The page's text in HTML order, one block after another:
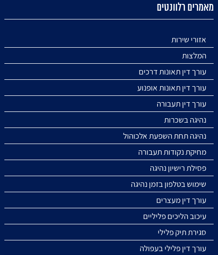
מאמרים רלוונטים
אזורי שירות
המלצות
עורך דין תאונות דרכים
עורך דין תאונות אופנוע
עורך דין תעבורה
נהיגה בשכרות
נהיגה תחת השפעת אלכוהול
מחיקת נקודות תעבורה
פסילת רישיון נהיגה
שימוש בטלפון בזמן נהיגה
עורך דין מעצרים
עיכוב הליכים פליליים
סגירת תיק פלילי
עורך דין פלילי בעפולה